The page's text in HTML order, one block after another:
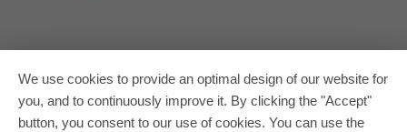
We use cookies to provide an optimal design of our website for
you, and to continuously improve it. By clicking the "Accept"
button, you consent to our use of cookies. You can use the